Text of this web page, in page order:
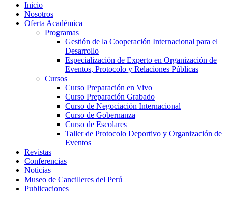
Inicio
Nosotros
Oferta Académica
Programas
Gestión de la Cooperación Internacional para el
Desarrollo
Especialización de Experto en Organización de
Eventos, Protocolo y Relaciones Públicas
Cursos
Curso Preparación en Vivo
Curso Preparación Grabado
Curso de Negociación Internacional
Curso de Gobernanza
Curso de Escolares
Taller de Protocolo Deportivo y Organización de
Eventos
Revistas
Conferencias
Noticias
Museo de Cancilleres del Perú
Publicaciones